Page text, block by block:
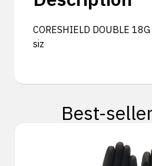
CORESHIELD DOUBLE
siz
Best-